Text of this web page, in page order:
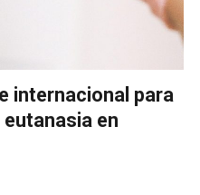
internacional para
en